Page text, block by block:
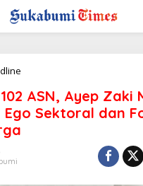
l
a
n
ASN, Ayep Zaki
Sektoral dan